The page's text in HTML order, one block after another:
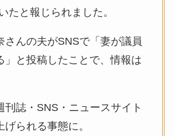
たと報じられました。
さんの夫がSNSで「妻が議員
」と投稿したことで、情報は
刊誌・SNS・ニュースサイト
られる事態に。